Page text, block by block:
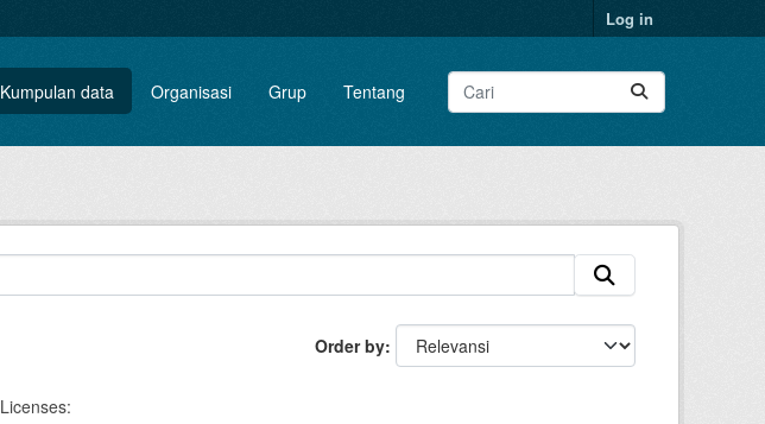
Log in
Kumpulan data Organisasi Grup Tentang
Order by
Licenses: